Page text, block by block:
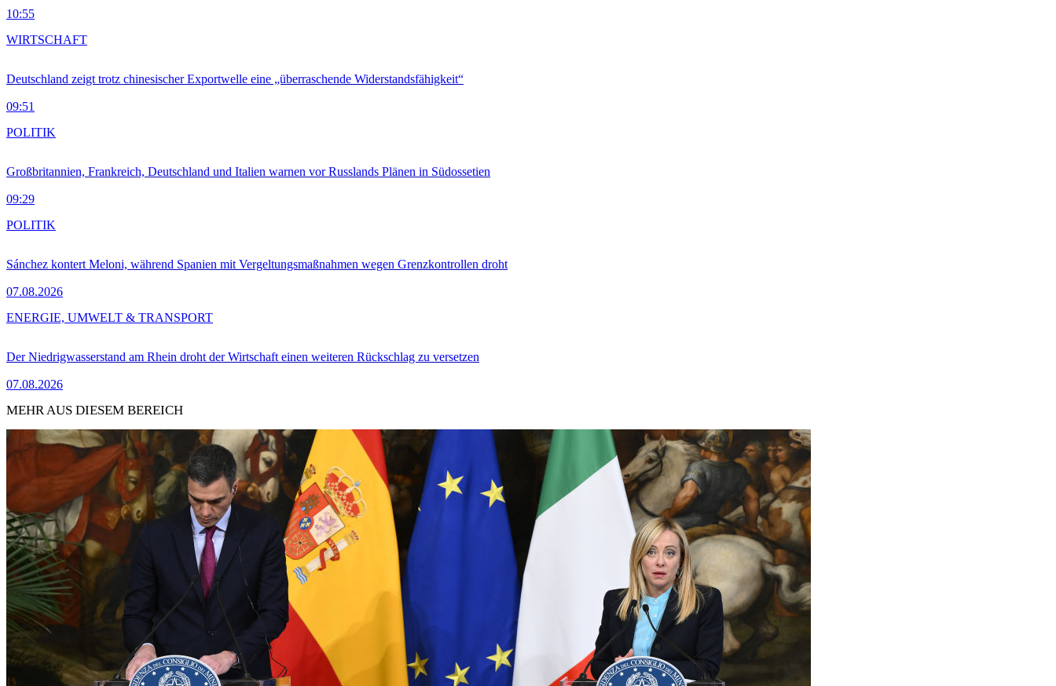
10:55
Deutschland zeigt trotz chinesischer Exportwelle eine „überraschende Widerstandsfähigkeit“
09:51
WIRTSCHAFT
Großbritannien, Frankreich, Deutschland und Italien warnen vor Russlands Plänen in Südossetien
09:29
POLITIK
Sánchez kontert Meloni, während Spanien mit Vergeltungsmaßnahmen wegen Grenzkontrollen droht
07.08.2026
POLITIK
Der Niedrigwasserstand am Rhein droht der Wirtschaft einen weiteren Rückschlag zu versetzen
07.08.2026
ENERGIE, UMWELT & TRANSPORT
MEHR AUS DIESEM BEREICH